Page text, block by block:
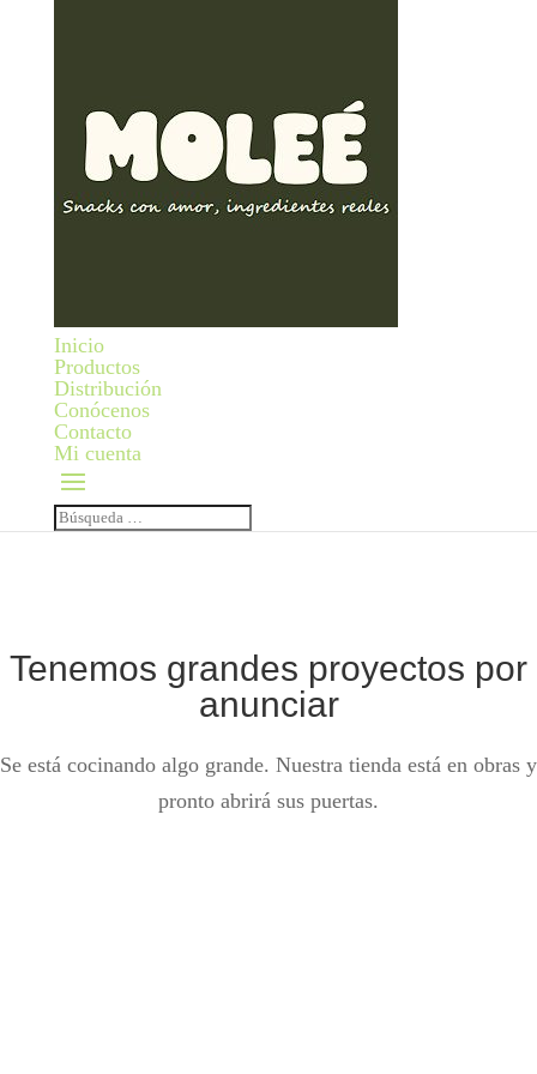
Inicio
Productos
Distribución
Conócenos
Contacto
Mi cuenta
Tenemos grandes proyectos por
anunciar
Se está cocinando algo grande. Nuestra tienda está en obras y
pronto abrirá sus puertas.